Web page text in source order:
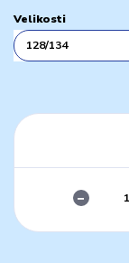
Velikosti